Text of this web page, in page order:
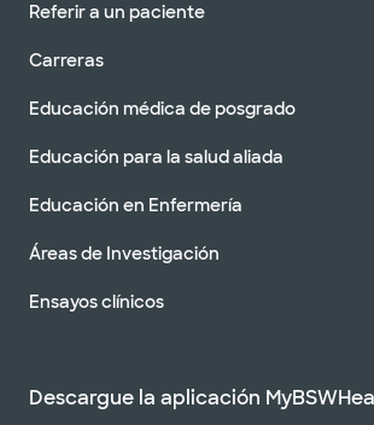
Referir a un paciente
Carreras
Educación médica de posgrado
Educación para la salud aliada
Educación en Enfermería
Áreas de Investigación
Ensayos clínicos
Descargue la aplicación